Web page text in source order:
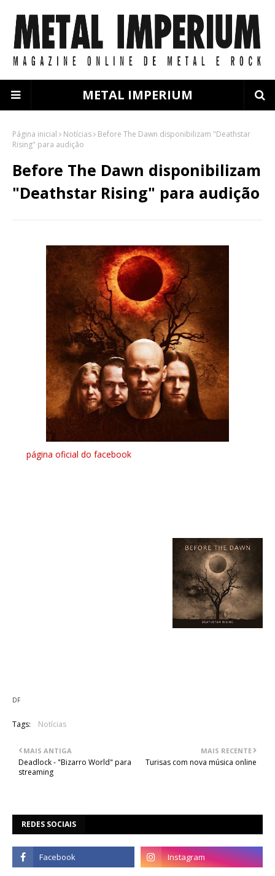
METAL IMPERIUM
Página inicial Notícias
Before The Dawn disponibilizam "Deathstar
Rising" para audição
Before The Dawn disponibilizam
"Deathstar Rising" para audição
página oficial do facebook
DF
Tags: Notícias
MAIS RECENTE
Turisas com nova música online
MAIS ANTIGA
Deadlock - "Bizarro World" para
streaming
REDES SOCIAIS